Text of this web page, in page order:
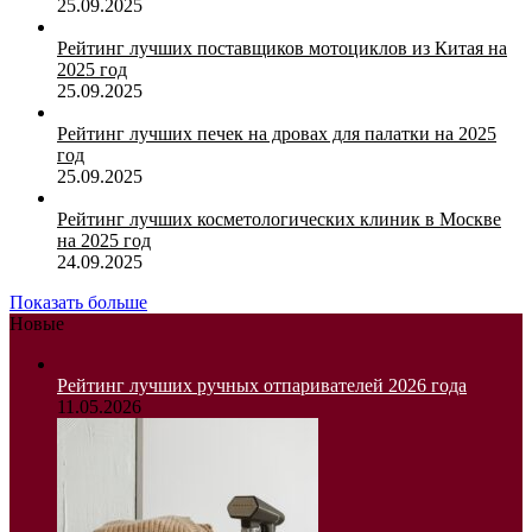
25.09.2025
Рейтинг лучших поставщиков мотоциклов из Китая на
2025 год
25.09.2025
Рейтинг лучших печек на дровах для палатки на 2025
год
25.09.2025
Рейтинг лучших косметологических клиник в Москве
на 2025 год
24.09.2025
Показать больше
Новые
Рейтинг лучших ручных отпаривателей 2026 года
11.05.2026